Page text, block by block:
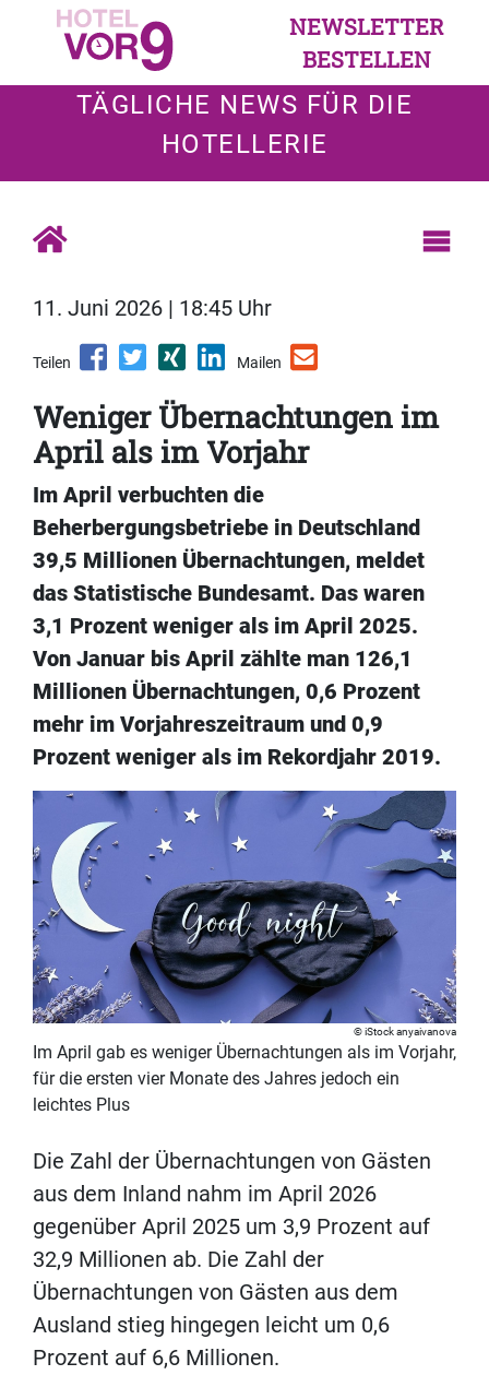
NEWSLETTER
BESTELLEN
TÄGLICHE NEWS FÜR DIE
HOTELLERIE
11. Juni 2026 | 18:45 Uhr
Teilen Mailen
Weniger Übernachtungen im
April als im Vorjahr
Im April verbuchten die
Beherbergungsbetriebe in Deutschland
39,5 Millionen Übernachtungen, meldet
das Statistische Bundesamt. Das waren
3,1 Prozent weniger als im April 2025.
Von Januar bis April zählte man 126,1
Millionen Übernachtungen, 0,6 Prozent
mehr im Vorjahreszeitraum und 0,9
Prozent weniger als im Rekordjahr 2019.
iStock anyaivanova
Im April gab es weniger Übernachtungen als im Vorjahr,
für die ersten vier Monate des Jahres jedoch ein
leichtes Plus
Die Zahl der Übernachtungen von Gästen
aus dem Inland nahm im April 2026
gegenüber April 2025 um 3,9 Prozent auf
32,9 Millionen ab. Die Zahl der
Übernachtungen von Gästen aus dem
Ausland stieg hingegen leicht um 0,6
Prozent auf 6,6 Millionen.